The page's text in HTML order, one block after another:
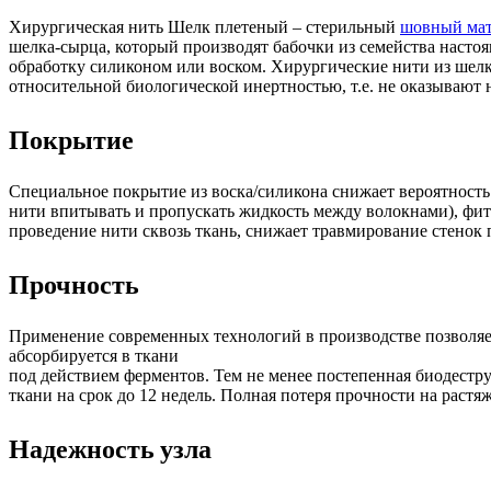
Хирургическая нить Шелк плетеный – стерильный шовный
шелка-сырца, который производят бабочки из семейства
обработку силиконом или воском. Хирургические нити из
относительной биологической инертностью, т.е. не
Покрытие
Специальное покрытие из воска/силикона снижает
нити впитывать и пропускать жидкость между волокнами),
проведение нити сквозь ткань, снижает травмирование
Прочность
Применение современных технологий в производстве
абсорбируется в ткани
под действием ферментов. Тем не менее постепенная
ткани на срок до 12 недель. Полная потеря прочности на
Надежность узла